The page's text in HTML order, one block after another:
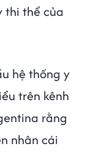
thi thể của
hệ thống y
trên kênh
rằng
nhân cái